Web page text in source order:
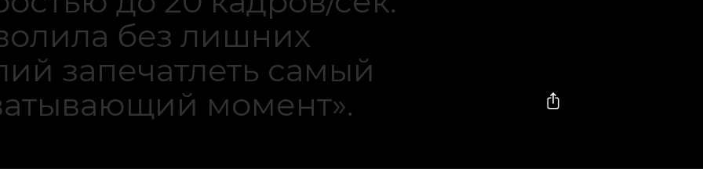
без лишних
запечатлеть самый
момент».